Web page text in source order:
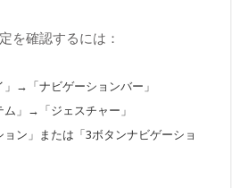
を確認するには：
→「ナビゲーションバー」
」→「ジェスチャー」
ョン」または「3ボタンナビゲーショ